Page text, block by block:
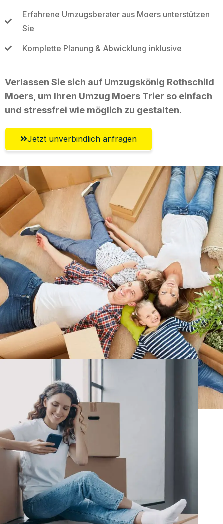
Erfahrene Umzugsberater aus Moers unterstützen
Sie
Komplette Planung & Abwicklung inklusive
Verlassen Sie sich auf Umzugskönig Rothschild
Moers, um Ihren Umzug Moers Trier so einfach
und stressfrei wie möglich zu gestalten.
Jetzt unverbindlich anfragen